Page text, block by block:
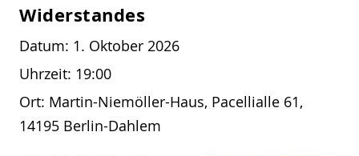
Widerstandes
Datum: 1. Oktober 2026
Uhrzeit: 19:00
Ort: Martin-Niemöller-Haus, Pacellialle 61,
14195 Berlin-Dahlem